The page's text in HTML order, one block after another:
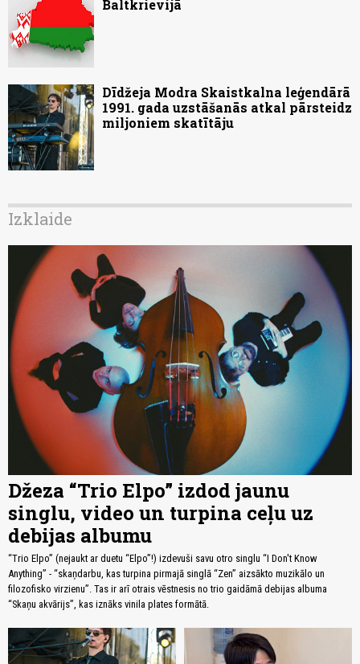
Baltkrievijā
Dīdžeja Modra Skaistkalna leģendārā
1991. gada uzstāšanās atkal pārsteidz
miljoniem skatītāju
Izklaide
Džeza “Trio Elpo” izdod jaunu
singlu, video un turpina ceļu uz
debijas albumu
“Trio Elpo” (nejaukt ar duetu “Elpo”!) izdevuši savu otro singlu “I Don't Know
Anything” - “skaņdarbu, kas turpina pirmajā singlā “Zen” aizsākto muzikālo un
filozofisko virzienu”. Tas ir arī otrais vēstnesis no trio gaidāmā debijas albuma
“Skaņu akvārijs”, kas iznāks vinila plates formātā.